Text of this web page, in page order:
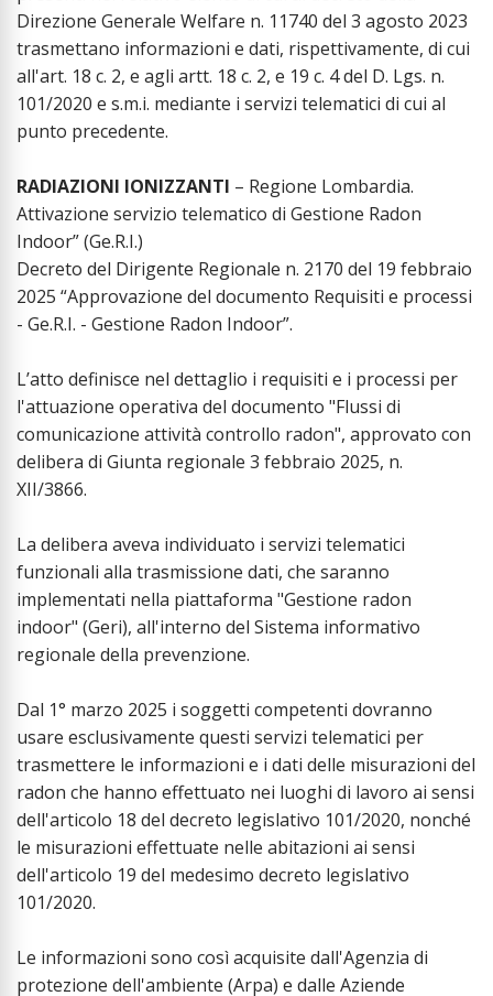
Direzione Generale Welfare n. 11740 del 3 agosto 2023
trasmettano informazioni e dati, rispettivamente, di cui
all'art. 18 c. 2, e agli artt. 18 c. 2, e 19 c. 4 del D. Lgs. n.
101/2020 e s.m.i. mediante i servizi telematici di cui al
punto precedente.
RADIAZIONI IONIZZANTI – Regione Lombardia.
Attivazione servizio telematico di Gestione Radon
Indoor” (Ge.R.I.)
Decreto del Dirigente Regionale n. 2170 del 19 febbraio
2025 “Approvazione del documento Requisiti e processi
- Ge.R.I. - Gestione Radon Indoor”.
L’atto definisce nel dettaglio i requisiti e i processi per
l'attuazione operativa del documento "Flussi di
comunicazione attività controllo radon", approvato con
delibera di Giunta regionale 3 febbraio 2025, n.
XII/3866.
La delibera aveva individuato i servizi telematici
funzionali alla trasmissione dati, che saranno
implementati nella piattaforma "Gestione radon
indoor" (Geri), all'interno del Sistema informativo
regionale della prevenzione.
Dal 1° marzo 2025 i soggetti competenti dovranno
usare esclusivamente questi servizi telematici per
trasmettere le informazioni e i dati delle misurazioni del
radon che hanno effettuato nei luoghi di lavoro ai sensi
dell'articolo 18 del decreto legislativo 101/2020, nonché
le misurazioni effettuate nelle abitazioni ai sensi
dell'articolo 19 del medesimo decreto legislativo
101/2020.
Le informazioni sono così acquisite dall'Agenzia di
protezione dell'ambiente (Arpa) e dalle Aziende